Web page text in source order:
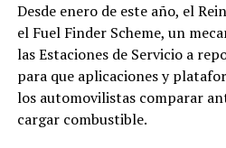
Desde enero de este año, el
el Fuel Finder Scheme, un
las Estaciones de Servicio a
para que aplicaciones y
los automovilistas comparar
cargar combustible.